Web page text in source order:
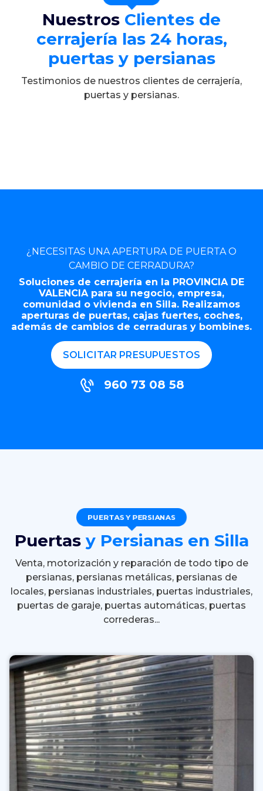
Nuestros Clientes de
cerrajería las 24 horas,
puertas y persianas
Testimonios de nuestros clientes de cerrajería,
puertas y persianas.
¿NECESITAS UNA APERTURA DE PUERTA O
CAMBIO DE CERRADURA?
Soluciones de cerrajería en la PROVINCIA DE
VALENCIA para su negocio, empresa,
comunidad o vivienda en Silla. Realizamos
aperturas de puertas, cajas fuertes, coches,
además de cambios de cerraduras y bombines.
SOLICITAR PRESUPUESTOS
960 73 08 58
Puertas y Persianas en Silla
Venta, motorización y reparación de todo tipo de
persianas, persianas metálicas, persianas de
locales, persianas industriales, puertas industriales,
puertas de garaje, puertas automáticas, puertas
correderas...